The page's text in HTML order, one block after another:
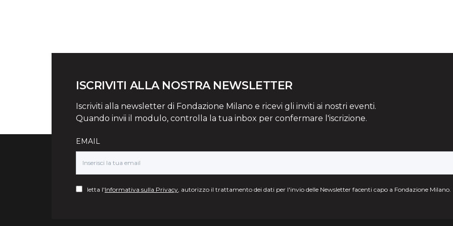
ISCRIVITI ALLA NOSTRA NEWSLETTER
Iscriviti alla newsletter di Fondazione Milano e ricevi gli inviti ai nostri eventi.
Quando invii il modulo, controlla la tua inbox per confermare l'iscrizione.
EMAIL
letta l'Informativa sulla Privacy, autorizzo il trattamento dei dati per l'invio delle Newsletter facenti capo a Fondazione Milano.